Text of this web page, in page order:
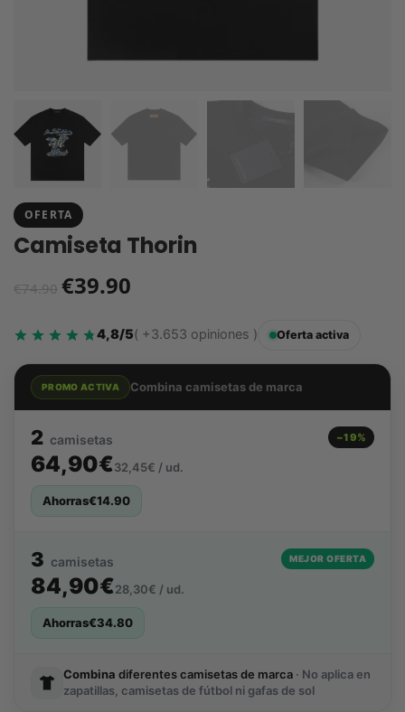
OFERTA
Camiseta Thorin
€74.90 €39.90
4,8/5( +3.653 opiniones ) Oferta activa
PROMO ACTIVA Combina camisetas de marca
2 camisetas −19%
64,90€32,45€ / ud.
Ahorras€14.90
3 camisetas MEJOR OFERTA
84,90€28,30€ / ud.
Ahorras€34.80
Combina diferentes camisetas de marca · No aplica en
zapatillas, camisetas de fútbol ni gafas de sol